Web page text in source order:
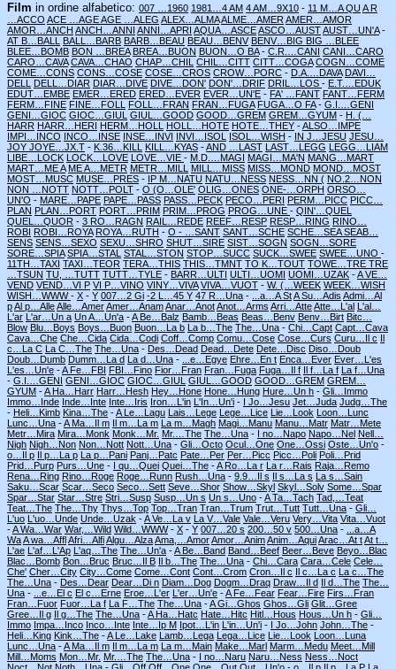
Film in ordine alfabetico: 007 …1960 1981…4 AM 4 AM…9X10 - 11 M…A QUA R
…ACCO ACE …AGEAGE …ALEG ALEX…ALMAALME…AMERAMER…AMOR
AMOR…ANCH ANCH…ANNI ANNI…APRI AQUA…ASCEASCO…AUSTAUST…UN'A-
AT B…BALL BALL…BARB BARB…BEAU BEAU…BENV BENV…BIG BIG …BLEE
BLEE…BOMB BON …BREA BREA…BUON BUON…O BA- C.R.…CANI CANI…CARO
CARO…CAVA CAVA…CHAO CHAP…CHIL CHIL…CITT CITT…COGA COGN…COME
COME…CONS CONS…COSE COSE…CROS CROW…PORC - D.A.…DAVA DAVI…
DELL DELL…DIAR DIAR…DIVE DIVE…DON' DON'…DRIF DRIL…LOS - E.T.…EDUK
EDUT…EMBE EMER…ERED ERED…EVER EVER…UN'E - FA' …FANT FANT…FERM
FERM…FINE FINE…FOLL FOLL…FRAN FRAN…FUGA FUGA…O FA- G.I.…GENI
GENI…GIOC GIOC…GIUL GIUL…GOOD GOOD…GREM GREM…GYUM - H. (…
HARR HARR…HERI HERM…HOLL HOLL…HOTE HOTE…THEY -ALSO…IMPE
IMPI…INCO INCO…INSE INSE…INVI INVI…ISOL ISOL…WISH - IN J…JESU JESU…
JOY JOYE…JX.T - K.36…KILL KILL…KYAS -AND …LAST LAST…LEGG LEGG…LIAM
LIBE…LOCK LOCK…LOVE LOVE…VIE - M.D.…MAGI MAGI…MA'N MANG…MART
MART…ME A ME A…METR METR…MILL MILL…MISS MISS…MOND MOND…MOST
MOST…MUSC MUSE…PRES - IP M…NATU NATU…NESS NESS…NN ( NO.2…NON
NON …NOTT NOTT…POLT - O (O…OLE' OLIG…ONES ONE-…ORPH ORSO…
UN'O - MARE…PAPE PAPE…PASS PASS…PECK PECO…PERI PERM…PICC PICC…
PLAN PLAN…PORT PORT…PRIM PRIM…PROG PROG…UNE - QIN'…QUEL
QUEL…QUOR - 3 RO…RAGN RAIL…REDE REEF…RESP RESP…RING RINO…
ROBI ROBI…ROYA ROYA…RUTH - O - …SANT SANT…SCHE SCHE…SEASEAB…
SENS SENS…SEXO SEXU…SHRO SHUT…SIRE SIST…SOGN SOGN…SORE
SORE…SPIA SPIA…STAL STAL…STON STOP…SUCC SUCK…SWEE SWEE…UNO -
11TH…TAXI TAXI…TEOR TERA…THIS THIS…TMNT TO K…TOUT TOWE…TRE TRE
…TSUN TU, …TUTT TUTT…TYLE - BARR…ULTI ULTI…UOMI UOMI…UZAK -A VE…
VEND VEND…VI P VI P…VINO VINY…VIVA VIVA…VUOT - W. (…WEEK WEEK…WISH
WISH…WWW- X - Y 007…2 Gi -2 L…45 Y 47 R…Una - ...a…A StA Su…Adis Admi…Al
pAl p…AlleAlle…AmerAmer…AnamAnar…AnotAnot…Arms Arri…AtteAtte…L'al L'al…
L'ar L'ar…Un a Un A…Un'a -A Be…Balz Bamb…Beas Beas…Benv Benv…Birt Bitc…
Blow Blu…Boys Boys…Buon Buon…La b La b…The The…Una - Chi…Capt Capt…Cava
Cava…Che Che…Cida Cida…Codi Coff…Comp Comu…Cose Cose…Curs Curu…Il c Il
c…La C La C…The The…Una - Des…Dead Dead…Dete Dete…Disc Diso…Doub
Doub…Dumb Dumm…La d La d…Una - ...e…Egye Ehre…En t Enca…Ever Ever…L'es
L'es…Un'e -A Fe…FBI FBI…Fino Fior…Fran Fran…Fuga Fuga…Il f Il f…La f La f…Una
- G.I.…GENI GENI…GIOC GIOC…GIUL GIUL…GOOD GOOD…GREM GREM…
GYUM -A Ha…Harr Harr…Hesh Hey…Hone Hone…Hung Hure…Un h - Gli…Immo
Immo…Inde Inde…Inte Inte…Iris Iron…L'in L'In…Un'i - I Jo…Jesu Jet…Juda Judg…The
- Heli…Kimb Kina…The -A Le…Lagu Lais…Lege Lege…Lice Lie…Look Loon…Lunc
Lunc…Una -A Ma…Il m Il m…La m La m…Magh Magi…Manu Manu…Matr Matr…Mete
Metr…Mira Mira…Monk Monk…Mr. Mr.…The The…Una - I no…Napo Napo…Nel Nell…
Nigh Nigh…Non Non…Nott Nott…Una - Gli…Octo Ocul…One One…Ossi Oste…Un'o -
o…Il p Il p…La p La p…Pani Panj…Patc Pate…Per Per…Picc Picc…Poli Poli…Prid
Prid…Purp Purs…Une - I qu…Quei Quei…The -A Ro…La r La r…Rais Raja…Remo
Rena…Ring Rino…Roge Roge…Runn Rush…Una - 9.9…Il s Il s…La s La s…Sain
Saku…Scar Scar…Seco Seco…Sett Seve…Shor Show…Skyl Skyl…Solv Some…Spar
Spar…Star Star…Stre Stri…Susp Susp…Un s Un s…Uno -A Ta…Tach Tad,…Teat
Teat…The The…Thy Thys…Top Top…Tran Tran…Trum Trut…Tutt Tutt…Una - Gli…
L'uo L'uo…Unde Unde…Uzak -A Ve…La v La V…Vale Vale…Veru Very…Vita Vita…Vuot
-A Wa…War War,…Wild Wild…WWW- X - Y 007…20 s 200…50 v 500…Una -
...a…A
WaA wa…AfflAfri…AlfiAlgu…AlzaAma,…AmorAmor…AnimAnim…AquiArac…At tAt t…
L'ae L'af…L'Ap L'aq…The The…Un'a -A Be…Band Band…Beef Beer…Beve Beyo…Blac
Blac…Bomb Bon…Bruc Bruc…Il B Il b…The The…Una - Chi…Cara Cara…Cele Cele…
Che' Cher…City City…Come Come…Cont Cont…Crom Cron…Il c Il c…La c La c…The
The…Una - Des…Dear Dear…Di n Diam…Dog Dogm…Draq Draw…Il d Il d…The The…
Una - ...e…El c El c…Erne Eroe…L'er L'er…Un'e -A Fe…Fear Fear…Fire Firs…Fran
Fran…Fuor Fuor…La f La F…The The…Una -A Gi…Ghos Ghos…Gli Glit…Gree
Gree…Il g Il g…The The…Una -A Ha…Hatc Hate…Hitc Hitl…Hous Hous…Un h - Gli…
Immo Impa…Inco Inco…Inte Inte…Ip M Ipot…L'in L'in…Un'i - I Jo…John John…The -
Heli…King Kink…The -A Le…Lake Lamb…Lega Lega…Lice Lie…Look Loon…Luna
Lunc…Una -A Ma…Il m Il m…La m La m…Main Make…Marl Marm…Medu Meet…Mill
Mill…Moms Mon…Mr. Mr.…The The…Una - I no…Naru Naru…Ness Ness…Noct